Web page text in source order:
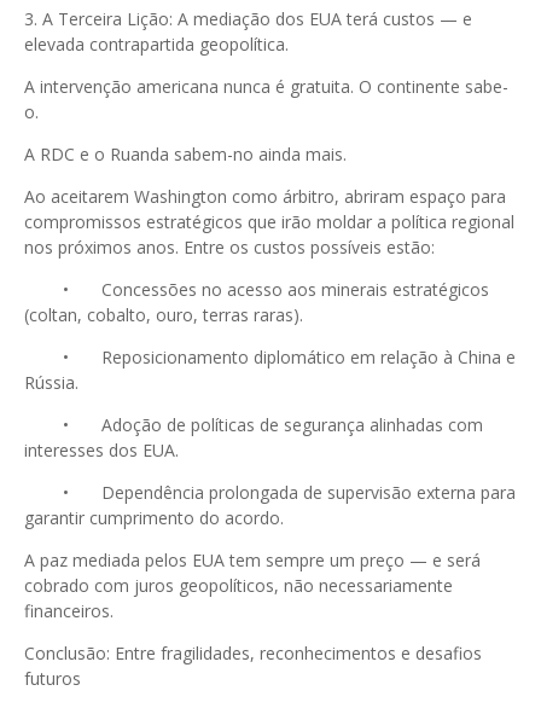
3. A Terceira Lição: A mediação dos EUA terá custos — e
elevada contrapartida geopolítica.
A intervenção americana nunca é gratuita. O continente sabe-
o.
A RDC e o Ruanda sabem-no ainda mais.
Ao aceitarem Washington como árbitro, abriram espaço para
compromissos estratégicos que irão moldar a política regional
nos próximos anos. Entre os custos possíveis estão:
•
Concessões no acesso aos minerais estratégicos
(coltan, cobalto, ouro, terras raras).
•
Reposicionamento diplomático em relação à China e
Rússia.
•
Adoção de políticas de segurança alinhadas com
interesses dos EUA.
•
Dependência prolongada de supervisão externa para
garantir cumprimento do acordo.
A paz mediada pelos EUA tem sempre um preço — e será
cobrado com juros geopolíticos, não necessariamente
financeiros.
Conclusão: Entre fragilidades, reconhecimentos e desafios
futuros